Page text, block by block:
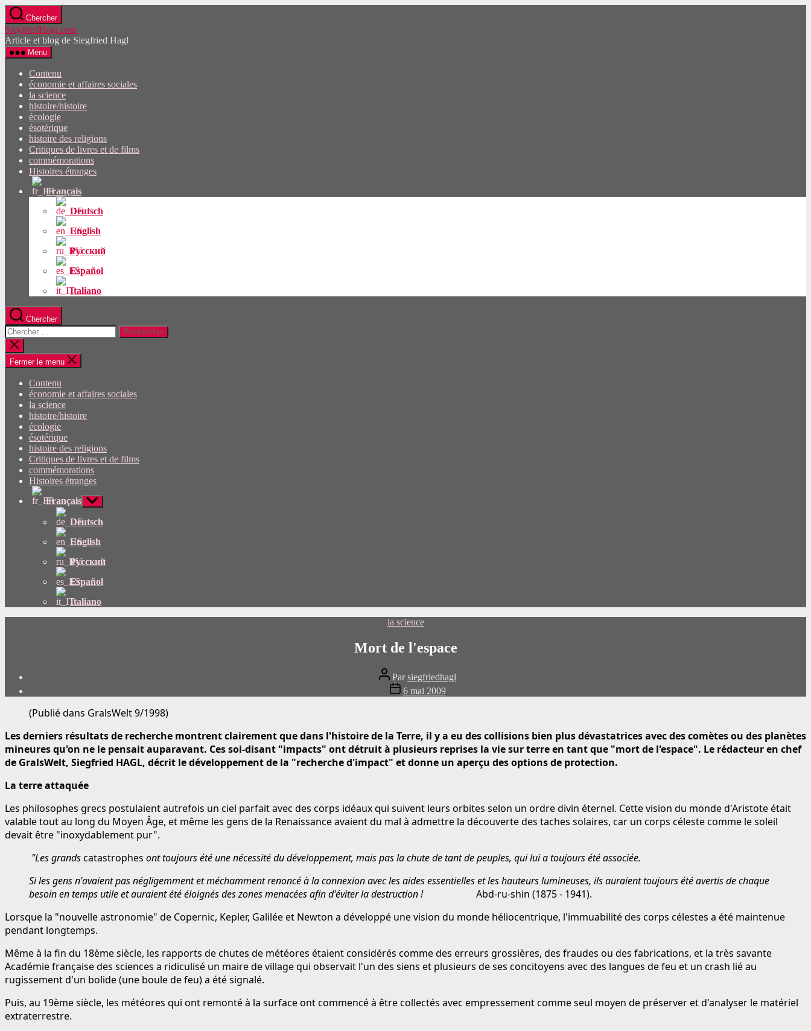
Passez
directement
au
contenu
Chercher
SiegfriedHagl.com
Article et blog de Siegfried Hagl
Menu
Contenu
économie et affaires sociales
la science
histoire/histoire
écologie
ésotérique
histoire des religions
Critiques de livres et de films
commémorations
Histoires étranges
Français
Deutsch
English
Русский
Español
Italiano
Chercher
Rechercher:
Fermer
la
recherche
Fermer le menu
Contenu
économie et affaires sociales
la science
histoire/histoire
écologie
ésotérique
histoire des religions
Critiques de livres et de films
commémorations
Histoires étranges
Français Afficher
le
sous-
menu
Deutsch
English
Русский
Español
Italiano
Catégories
la science
Mort de l'espace
Auteur
du
message
Parsiegfriedhagl
Date
de
6 mai 2009
(Publié dans GralsWelt 9/1998)
Les derniers résultats de recherche montrent clairement que dans l'histoire de la Terre, il y a eu des collisions bien plus dévastatrices avec des comètes ou des planètes
mineures qu'on ne le pensait auparavant. Ces soi-disant "impacts" ont détruit à plusieurs reprises la vie sur terre en tant que "mort de l'espace". Le rédacteur en chef
de GralsWelt, Siegfried HAGL, décrit le développement de la "recherche d'impact" et donne un aperçu des options de protection.
La terre attaquée
Les philosophes grecs postulaient autrefois un ciel parfait avec des corps idéaux qui suivent leurs orbites selon un ordre divin éternel. Cette vision du monde d'Aristote était
valable tout au long du Moyen Âge, et même les gens de la Renaissance avaient du mal à admettre la découverte des taches solaires, car un corps céleste comme le soleil
devait être "inoxydablement pur".
"Les grandscatastrophes ont toujours été une nécessité du développement, mais pas la chute de tant de peuples, qui lui a toujours été associée.
Si les gens n'avaient pas négligemment et méchamment renoncé à la connexion avec les aides essentielles et les hauteurs lumineuses, ils auraient toujours été avertis de chaque
besoin en temps utile et auraient été éloignés des zones menacées afin d'éviter la destruction ! Abd-ru-shin (1875 - 1941).
Lorsque la "nouvelle astronomie" de Copernic, Kepler, Galilée et Newton a développé une vision du monde héliocentrique, l'immuabilité des corps célestes a été maintenue
pendant longtemps.
Même à la fin du 18ème siècle, les rapports de chutes de météores étaient considérés comme des erreurs grossières, des fraudes ou des fabrications, et la très savante
Académie française des sciences a ridiculisé un maire de village qui observait l'un des siens et plusieurs de ses concitoyens avec des langues de feu et un crash lié au
rugissement d'un bolide (une boule de feu) a été signalé.
Puis, au 19ème siècle, les météores qui ont remonté à la surface ont commencé à être collectés avec empressement comme seul moyen de préserver et d'analyser le matériel
extraterrestre.